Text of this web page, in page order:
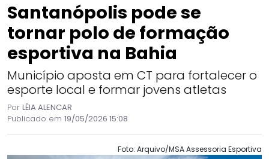
Santanópolis pode se
tornar polo de formação
esportiva na Bahia
Município aposta em CT para fortalecer o
esporte local e formar jovens atletas
Por LÉIA ALENCAR
Publicado em 19/05/2026 15:08
Foto: Arquivo/MSA Assessoria Esportiva